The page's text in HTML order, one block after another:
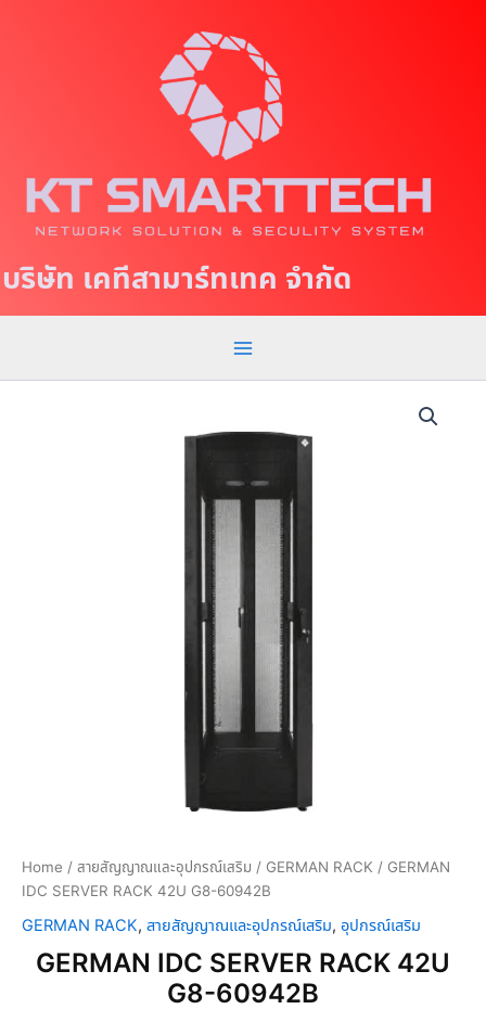
eบริษัท เคทีสามาร์ทเทค จำกัด
a
n
M
e
Home / สายสัญญาณและอุปกรณ์เสริม / GERMAN RACK / GERMAN
IDC SERVER RACK 42U G8-60942B
GERMAN RACK, สายสัญญาณและอุปกรณ์เสริม, อุปกรณ์เสริม
GERMAN IDC SERVER RACK 42U
G8-60942B